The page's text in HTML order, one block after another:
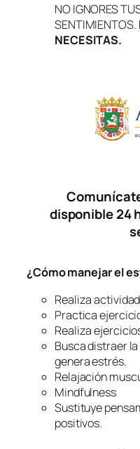
NO IGNORES
SENTIMIENTOS.
NECESITAS.
disponible 24
¿Cómo manejar el
Realiza
Practica
Realiza
Busca distraer
genera estrés.
Relajación
Mindfulness
Sustituye
positivos.